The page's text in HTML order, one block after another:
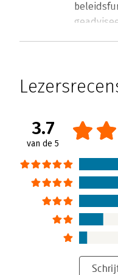
3.7
van de 5